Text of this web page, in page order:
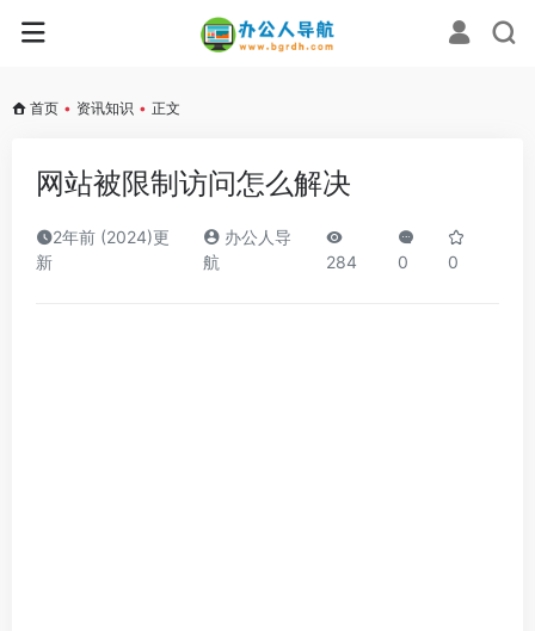
首页 • 资讯知识 • 正文
网站被限制访问怎么解决
2年前 (2024)更
新
办公人导
航
284 0 0